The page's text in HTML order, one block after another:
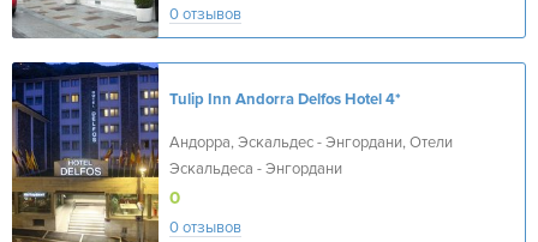
0 отзывов
Tulip Inn Andorra Delfos Hotel4*
Андорра, Эскальдес - Энгордани, Отели
Эскальдеса - Энгордани
0
0 отзывов